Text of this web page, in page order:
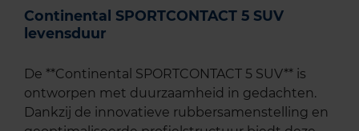
Continental SPORTCONTACT 5 SUV
levensduur
De **Continental SPORTCONTACT 5 SUV** is
ontworpen met duurzaamheid in gedachten.
Dankzij de innovatieve rubbersamenstelling en